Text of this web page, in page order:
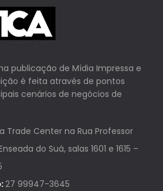
publicação de Mídia Impressa e
é feita através de pontos
cenários de negócios de
Trade Center na Rua Professor
do Suá, salas 1601 e 1615 –
27 99947-3645